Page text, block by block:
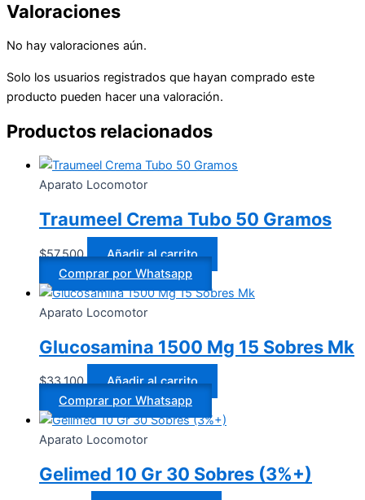
Valoraciones
No hay valoraciones aún.
Solo los usuarios registrados que hayan comprado este
producto pueden hacer una valoración.
Productos relacionados
Aparato Locomotor
Traumeel Crema Tubo 50 Gramos
$57.500
Añadir al carrito
Comprar por Whatsapp
Aparato Locomotor
Glucosamina 1500 Mg 15 Sobres Mk
$33.100
Añadir al carrito
Comprar por Whatsapp
Aparato Locomotor
Gelimed 10 Gr 30 Sobres (3%+)